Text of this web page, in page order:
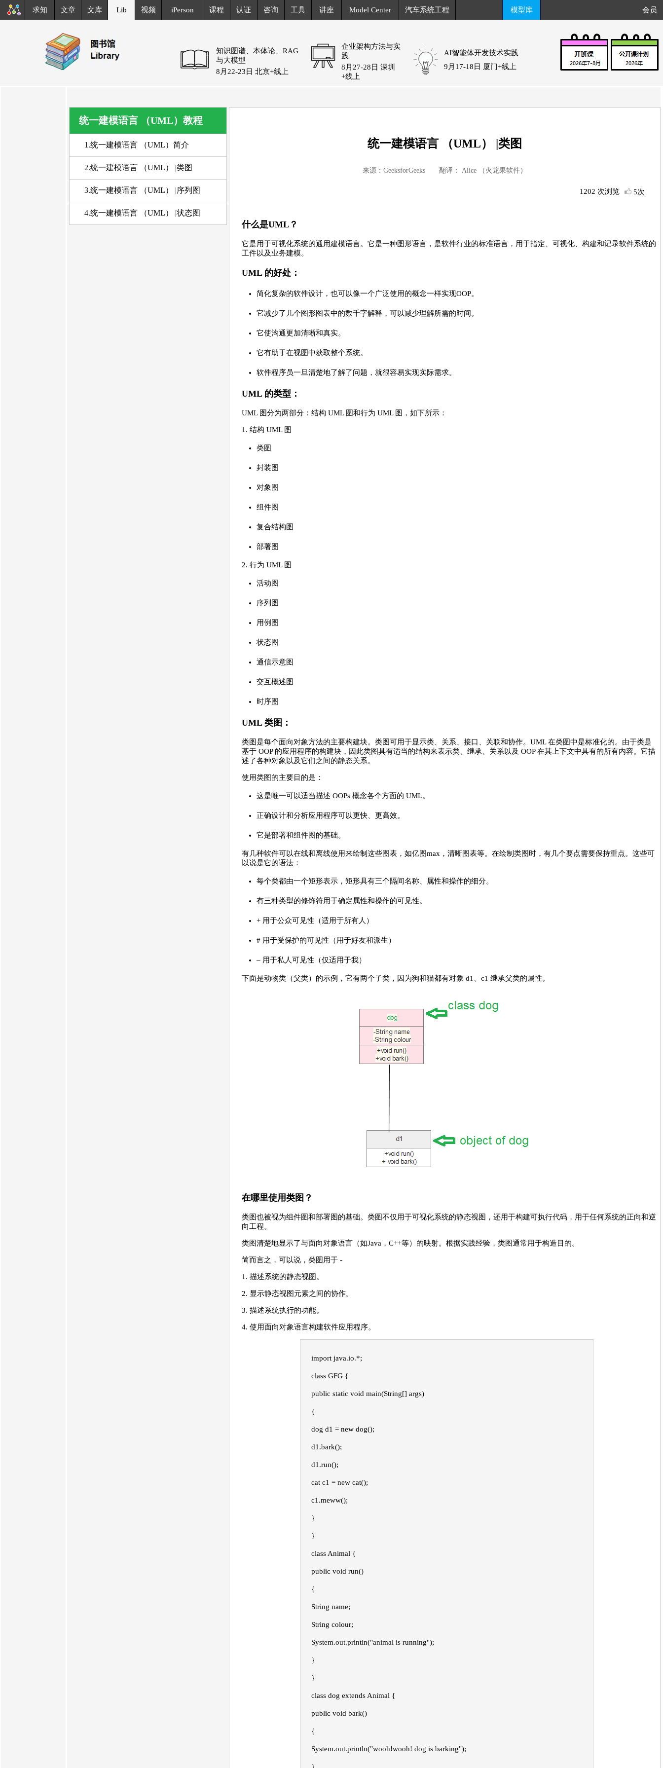
求知 文章 文库 Lib 视频 iPerson 课程 认证 咨询 工具 讲座 Model Center 汽车系统工程 模型库 会员
知识图谱、本体论、RAG
与大模型
8月22-23日 北京+线上
企业架构方法与实
践
8月27-28日 深圳
+线上
AI智能体开发技术实践
9月17-18日 厦门+线上
统一建模语言 （UML）教程
1.统一建模语言 （UML）简介
2.统一建模语言 （UML） |类图
3.统一建模语言 （UML） |序列图
4.统一建模语言 （UML） |状态图
统一建模语言 （UML） |类图
来源：GeeksforGeeks 翻译： Alice （火龙果软件）
1202 次浏览 5次
什么是UML？
它是用于可视化系统的通用建模语言。它是一种图形语言，是软件行业的标准语言，用于指定、可视化、构建和记录软件系统的
工件以及业务建模。
UML 的好处：
简化复杂的软件设计，也可以像一个广泛使用的概念一样实现OOP。
它减少了几个图形图表中的数千字解释，可以减少理解所需的时间。
它使沟通更加清晰和真实。
它有助于在视图中获取整个系统。
软件程序员一旦清楚地了解了问题，就很容易实现实际需求。
UML 的类型：
UML 图分为两部分：结构 UML 图和行为 UML 图，如下所示：
1. 结构 UML 图
类图
封装图
对象图
组件图
复合结构图
部署图
2. 行为 UML 图
活动图
序列图
用例图
状态图
通信示意图
交互概述图
时序图
UML 类图：
类图是每个面向对象方法的主要构建块。类图可用于显示类、关系、接口、关联和协作。UML 在类图中是标准化的。由于类是
基于 OOP 的应用程序的构建块，因此类图具有适当的结构来表示类、继承、关系以及 OOP 在其上下文中具有的所有内容。它描
述了各种对象以及它们之间的静态关系。
使用类图的主要目的是：
这是唯一可以适当描述 OOPs 概念各个方面的 UML。
正确设计和分析应用程序可以更快、更高效。
它是部署和组件图的基础。
有几种软件可以在线和离线使用来绘制这些图表，如亿图max，清晰图表等。在绘制类图时，有几个要点需要保持重点。这些可
以说是它的语法：
每个类都由一个矩形表示，矩形具有三个隔间名称、属性和操作的细分。
有三种类型的修饰符用于确定属性和操作的可见性。
+ 用于公众可见性（适用于所有人）
# 用于受保护的可见性（用于好友和派生）
– 用于私人可见性（仅适用于我）
下面是动物类（父类）的示例，它有两个子类，因为狗和猫都有对象 d1、c1 继承父类的属性。
在哪里使用类图？
类图也被视为组件图和部署图的基础。类图不仅用于可视化系统的静态视图，还用于构建可执行代码，用于任何系统的正向和逆
向工程。
类图清楚地显示了与面向对象语言（如Java，C++等）的映射。根据实践经验，类图通常用于构造目的。
简而言之，可以说，类图用于 -
1. 描述系统的静态视图。
2. 显示静态视图元素之间的协作。
3. 描述系统执行的功能。
4. 使用面向对象语言构建软件应用程序。
import java.io.*;
class GFG {
public static void main(String[] args)
{
dog d1 = new dog();
d1.bark();
d1.run();
cat c1 = new cat();
c1.meww();
}
}
class Animal {
public void run()
{
String name;
String colour;
System.out.println("animal is running");
}
}
class dog extends Animal {
public void bark()
{
System.out.println("wooh!wooh! dog is barking");